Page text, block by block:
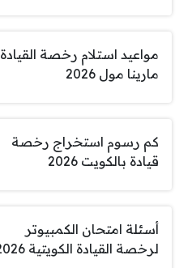
مواعيد استلام رخصة القيادة
مارينا مول 2026
كم رسوم استخراج رخصة
قيادة بالكويت 2026
أسئلة امتحان الكمبيوتر
لرخصة القيادة الكويتية 2026